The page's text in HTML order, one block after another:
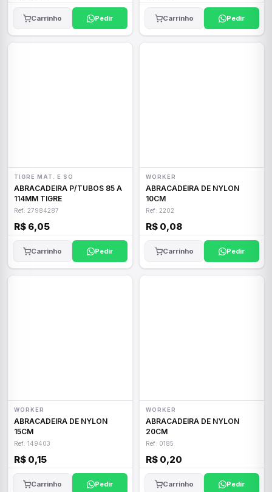
Carrinho Pedir Carrinho Pedir
TIGRE MAT. E SO
ABRACADEIRA P/TUBOS 85 A
114MM TIGRE
Ref: 27984287
R$ 6,05
Carrinho Pedir
WORKER
ABRACADEIRA DE NYLON
10CM
Ref: 2202
R$ 0,08
Carrinho Pedir
WORKER
ABRACADEIRA DE NYLON
15CM
Ref: 149403
R$ 0,15
Carrinho Pedir
WORKER
ABRACADEIRA DE NYLON
20CM
Ref: 0185
R$ 0,20
Carrinho Pedir